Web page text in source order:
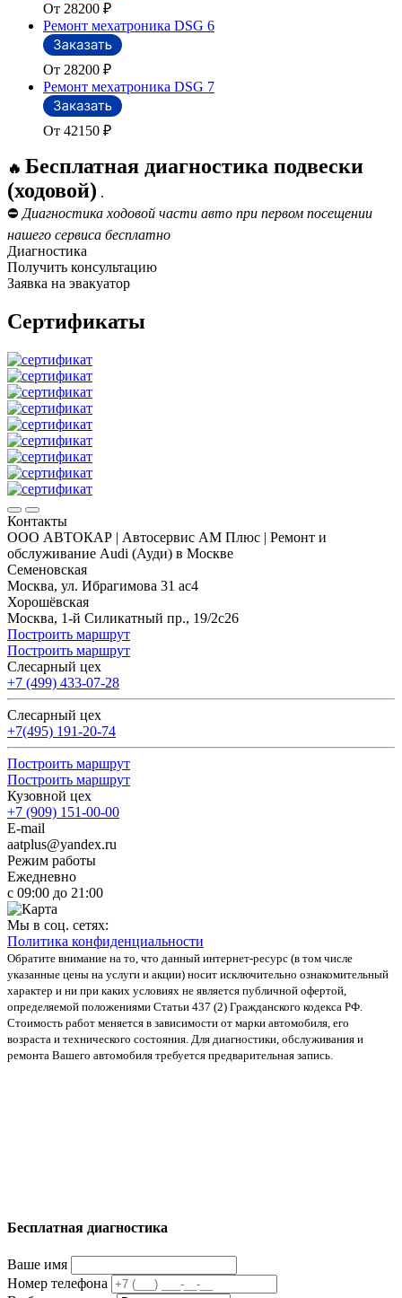
От 28200 ₽
Ремонт мехатроника DSG 6
От 28200 ₽
Ремонт мехатроника DSG 7
От 42150 ₽
🔥 Бесплатная диагностика подвески
(ходовой) .
⛔ Диагностика ходовой части авто при первом посещении
нашего сервиса бесплатно
Диагностика
Получить консультацию
Заявка на эвакуатор
Сертификаты
Контакты
ООО АВТОКАР | Автосервис АМ Плюс | Ремонт и
обслуживание Audi (Ауди) в Москве
Семеновская
Москва, ул. Ибрагимова 31 ас4
Хорошёвская
Москва, 1-й Силикатный пр., 19/2с26
Построить маршрут
Построить маршрут
Слесарный цех
+7 (499) 433-07-28
Слесарный цех
+7(495) 191-20-74
Построить маршрут
Построить маршрут
Кузовной цех
+7 (909) 151-00-00
E-mail
aatplus@yandex.ru
Режим работы
Ежедневно
с 09:00 до 21:00
Мы в соц. сетях:
Политика конфиденциальности
Обратите внимание на то, что данный интернет-ресурс (в том числе
указанные цены на услуги и акции) носит исключительно ознакомительный
характер и ни при каких условиях не является публичной офертой,
определяемой положениями Статьи 437 (2) Гражданского кодекса РФ.
Стоимость работ меняется в зависимости от марки автомобиля, его
возраста и технического состояния. Для диагностики, обслуживания и
ремонта Вашего автомобиля требуется предварительная запись.
Бесплатная диагностика
Ваше имя
Номер телефона